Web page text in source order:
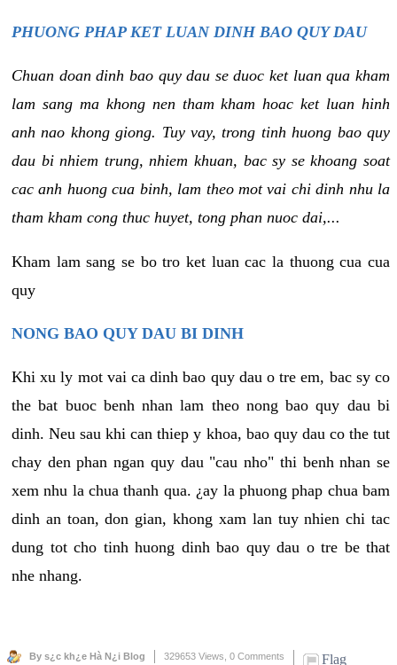
PHUONG PHAP KET LUAN DINH BAO QUY DAU
Chuan doan dinh bao quy dau se duoc ket luan qua kham
lam sang ma khong nen tham kham hoac ket luan hinh
anh nao khong giong. Tuy vay, trong tinh huong bao quy
dau bi nhiem trung, nhiem khuan, bac sy se khoang soat
cac anh huong cua binh, lam theo mot vai chi dinh nhu la
tham kham cong thuc huyet, tong phan nuoc dai,...
Kham lam sang se bo tro ket luan cac la thuong cua cua
quy
NONG BAO QUY DAU BI DINH
Khi xu ly mot vai ca dinh bao quy dau o tre em, bac sy co
the bat buoc benh nhan lam theo nong bao quy dau bi
dinh. Neu sau khi can thiep y khoa, bao quy dau co the tut
chay den phan ngan quy dau "cau nho" thi benh nhan se
xem nhu la chua thanh qua. ¿ay la phuong phap chua bam
dinh an toan, don gian, khong xam lan tuy nhien chi tac
dung tot cho tinh huong dinh bao quy dau o tre be that
nhe nhang.
By s¿c kh¿e Hà N¿i Blog 329653 Views, 0 Comments Flag